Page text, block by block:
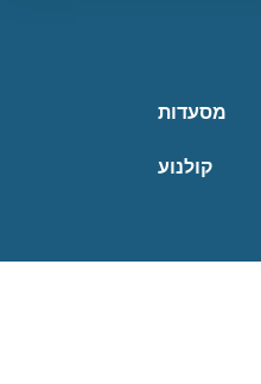
מסעדות
קולנוע